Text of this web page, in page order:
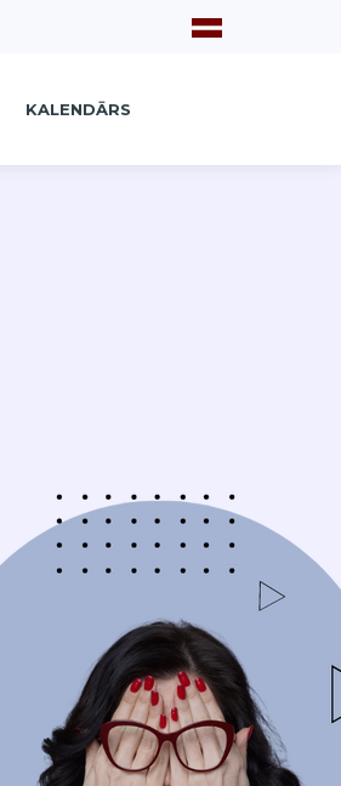
KALENDĀRS